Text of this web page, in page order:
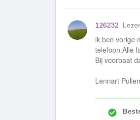
126232 Lezer
ik ben vorige
telefoon.Alle
Bij voorbaat
Lennart